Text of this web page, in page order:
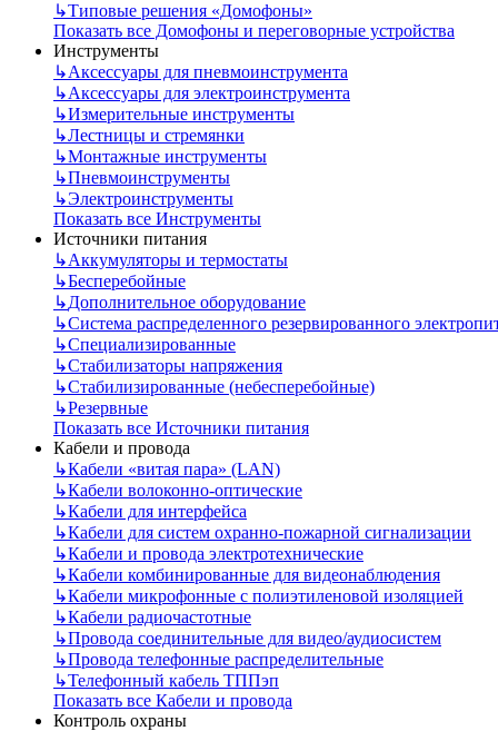
↳Типовые решения «Домофоны»
Показать все Домофоны и переговорные устройства
Инструменты
↳Аксессуары для пневмоинструмента
↳Аксессуары для электроинструмента
↳Измерительные инструменты
↳Лестницы и стремянки
↳Монтажные инструменты
↳Пневмоинструменты
↳Электроинструменты
Показать все Инструменты
Источники питания
↳Аккумуляторы и термостаты
↳Бесперебойные
↳Дополнительное оборудование
↳Система распределенного резервированного
↳Специализированные
↳Стабилизаторы напряжения
↳Стабилизированные (небесперебойные)
↳Резервные
Показать все Источники питания
Кабели и провода
↳Кабели «витая пара» (LAN)
↳Кабели волоконно-оптические
↳Кабели для интерфейса
↳Кабели для систем охранно-пожарной сигнализации
↳Кабели и провода электротехнические
↳Кабели комбинированные для видеонаблюдения
↳Кабели микрофонные с полиэтиленовой изоляцией
↳Кабели радиочастотные
↳Провода соединительные для видео/аудиосистем
↳Провода телефонные распределительные
↳Телефонный кабель ТППэп
Показать все Кабели и провода
Контроль охраны